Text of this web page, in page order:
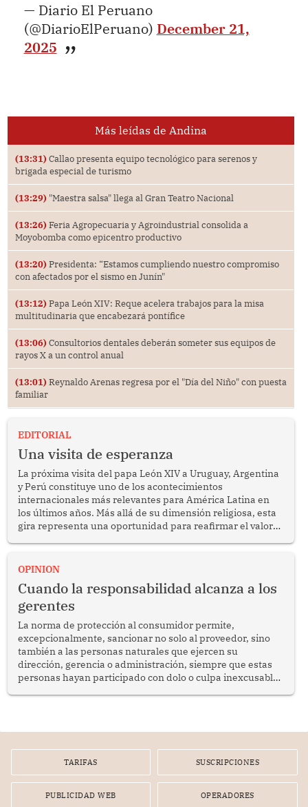
— Diario El Peruano
(@DiarioElPeruano) December 21,
2025
Más leídas de Andina
(13:31) Callao presenta equipo tecnológico para serenos y
brigada especial de turismo
(13:29) "Maestra salsa" llega al Gran Teatro Nacional
(13:26) Feria Agropecuaria y Agroindustrial consolida a
Moyobomba como epicentro productivo
(13:20) Presidenta: “Estamos cumpliendo nuestro compromiso
con afectados por el sismo en Junín"
(13:12) Papa León XIV: Reque acelera trabajos para la misa
multitudinaria que encabezará pontífice
(13:06) Consultorios dentales deberán someter sus equipos de
rayos X a un control anual
(13:01) Reynaldo Arenas regresa por el "Día del Niño" con puesta
familiar
EDITORIAL
Una visita de esperanza
La próxima visita del papa León XIV a Uruguay, Argentina
y Perú constituye uno de los acontecimientos
internacionales más relevantes para América Latina en
los últimos años. Más allá de su dimensión religiosa, esta
gira representa una oportunidad para reafirmar el valor
enfrenta desafíos en materia de desarrollo, cohesión
OPINION
Cuando la responsabilidad alcanza a los
gerentes
La norma de protección al consumidor permite,
excepcionalmente, sancionar no solo al proveedor, sino
también a las personas naturales que ejercen su
dirección, gerencia o administración, siempre que estas
personas hayan participado con dolo o culpa inexcusable
por la frustrada realización de un meet and greet con
TARIFAS SUSCRIPCIONES
PUBLICIDAD WEB OPERADORES